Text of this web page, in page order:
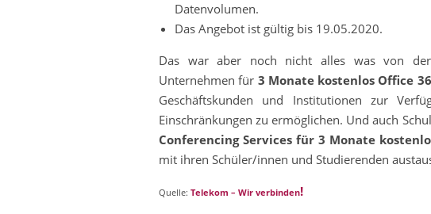
Datenvolumen.
Das Angebot ist gültig bis 19.05.2020.
Das war aber noch nicht alles was von
Unternehmen für 3 Monate kostenlos Office
Geschäftskunden und Institutionen zur
Einschränkungen zu ermöglichen. Und auch
Conferencing Services für 3 Monate
mit ihren Schüler/innen und Studierenden
Quelle: Telekom – Wir verbinden!